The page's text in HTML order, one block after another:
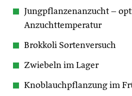
Jungpflanzenanzucht –
Anzuchttemperatur
Brokkoli Sortenversuch
Zwiebeln im Lager
Knoblauchpflanzung im